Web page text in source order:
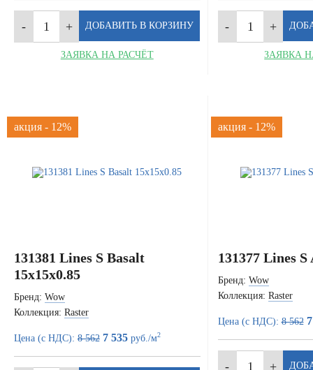
ЗАЯВКА НА РАСЧЁТ ЗАЯВКА
акция - 12%
131381 Lines S Basalt
15x15x0.85
Бренд: Wow
Коллекция: Raster
Цена (с НДС): 8 562 7 535 руб./м2
акция - 12%
131377 Lines S
Бренд: Wow
Коллекция: Raster
Цена (с НДС):8 562